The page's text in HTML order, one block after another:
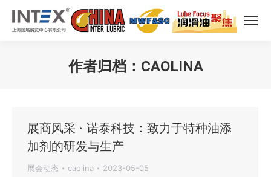
作者归档： CAOLINA
展商风采 · ​诺泰科技：致力于特种油添
加剂的研发与生产
展会动态 caolina 2023-05-05